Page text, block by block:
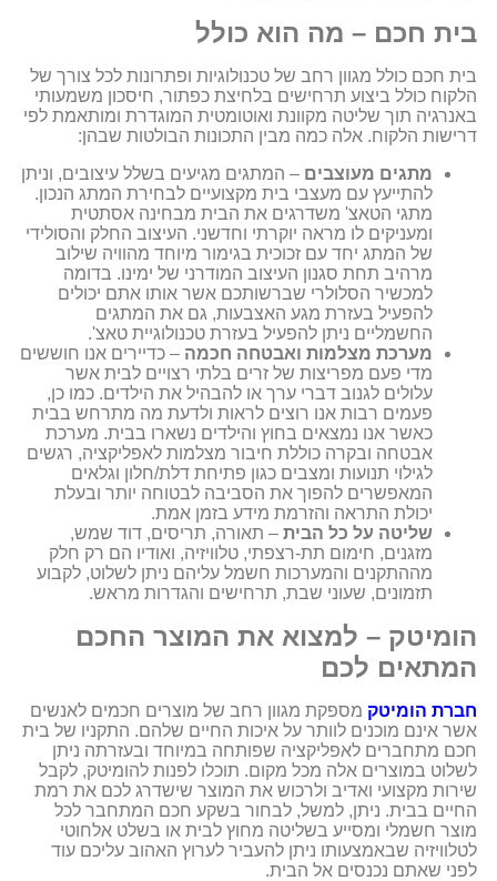
בית חכם – מה הוא כולל
בית חכם כולל מגוון רחב של טכנולוגיות ופתרונות לכל צורך של
הלקוח כולל ביצוע תרחישים בלחיצת כפתור, חיסכון משמעותי
באנרגיה תוך שליטה מקוונת ואוטומטית המוגדרת ומותאמת לפי
דרישות הלקוח. אלה כמה מבין התכונות הבולטות שבהן:
מתגים מעוצבים – המתגים מגיעים בשלל עיצובים, וניתן
להתייעץ עם מעצבי בית מקצועיים לבחירת המתג הנכון.
מתגי הטאצ' משדרגים את הבית מבחינה אסתטית
ומעניקים לו מראה יוקרתי וחדשני. העיצוב החלק והסולידי
של המתג יחד עם זכוכית בגימור מיוחד מהוויה שילוב
מרהיב תחת סגנון העיצוב המודרני של ימינו. בדומה
למכשיר הסלולרי שברשותכם אשר אותו אתם יכולים
להפעיל בעזרת מגע האצבעות, גם את המתגים
החשמליים ניתן להפעיל בעזרת טכנולוגיית טאצ'.
מערכת מצלמות ואבטחה חכמה – כדיירים אנו חוששים
מדי פעם מפריצות של זרים בלתי רצויים לבית אשר
עלולים לגנוב דברי ערך או להבהיל את הילדים. כמו כן,
פעמים רבות אנו רוצים לראות ולדעת מה מתרחש בבית
כאשר אנו נמצאים בחוץ והילדים נשארו בבית. מערכת
אבטחה ובקרה כוללת חיבור מצלמות לאפליקציה, רגשים
לגילוי תנועות ומצבים כגון פתיחת דלת/חלון וגלאים
המאפשרים להפוך את הסביבה לבטוחה יותר ובעלת
יכולת התראה והזרמת מידע בזמן אמת.
שליטה על כל הבית – תאורה, תריסים, דוד שמש,
מזגנים, חימום תת-רצפתי, טלוויזיה, ואודיו הם רק חלק
מההתקנים והמערכות חשמל עליהם ניתן לשלוט, לקבוע
תזמונים, שעוני שבת, תרחישים והגדרות מראש.
הומיטק – למצוא את המוצר החכם
המתאים לכם
חברת הומיטק מספקת מגוון רחב של מוצרים חכמים לאנשים
אשר אינם מוכנים לוותר על איכות החיים שלהם. התקניו של בית
חכם מתחברים לאפליקציה שפותחה במיוחד ובעזרתה ניתן
לשלוט במוצרים אלה מכל מקום. תוכלו לפנות להומיטק, לקבל
שירות מקצועי ואדיב ולרכוש את המוצר שישדרג לכם את רמת
החיים בבית. ניתן, למשל, לבחור בשקע חכם המתחבר לכל
מוצר חשמלי ומסייע בשליטה מחוץ לבית או בשלט אלחוטי
לטלוויזיה שבאמצעותו ניתן להעביר לערוץ האהוב עליכם עוד
לפני שאתם נכנסים אל הבית.